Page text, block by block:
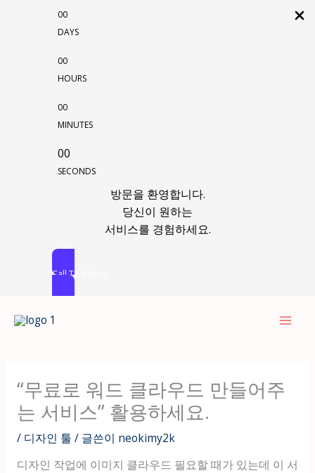
00
DAYS
00
HOURS
00
MINUTES
00
SECONDS
방문을 환영합니다.
당신이 원하는
서비스를 경험하세요.
Call To Action
“무료로 워드 클라우드 만들어주
는 서비스” 활용하세요.
/ 디자인 툴 / 글쓴이 neokimy2k
디자인 작업에 이미지 클라우드 필요할 때가 있는데 이 서